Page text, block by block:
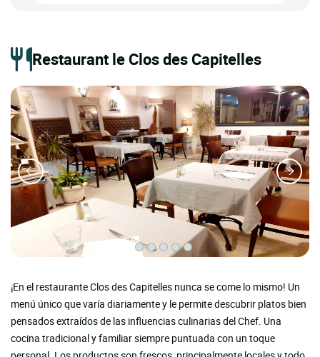
Restaurant le Clos des Capitelles
¡En el restaurante Clos des Capitelles nunca se come lo mismo! Un
menú único que varía diariamente y le permite descubrir platos bien
pensados ​​extraídos de las influencias culinarias del Chef. Una
cocina tradicional y familiar siempre puntuada con un toque